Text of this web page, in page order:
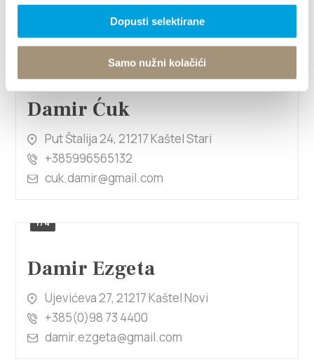
Dopusti selektirane
Samo nužni kolačići
Damir Ćuk
Put Štalija 24, 21217 Kaštel Stari
+385996565132
cuk.damir@gmail.com
1/4
Damir Ezgeta
Ujevićeva 27, 21217 Kaštel Novi
+385(0)98 73 4400
damir.ezgeta@gmail.com